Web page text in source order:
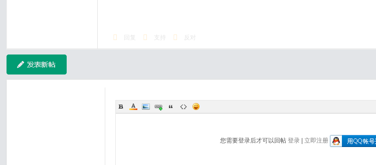
回复 支持 反对
您需要登录后才可以回帖登录 立即注册